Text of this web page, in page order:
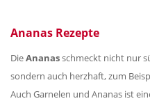
Ananas Rezepte
DieAnanasschmeckt nicht nur
sondern auch herzhaft, zum
Auch Garnelen und Ananas ist